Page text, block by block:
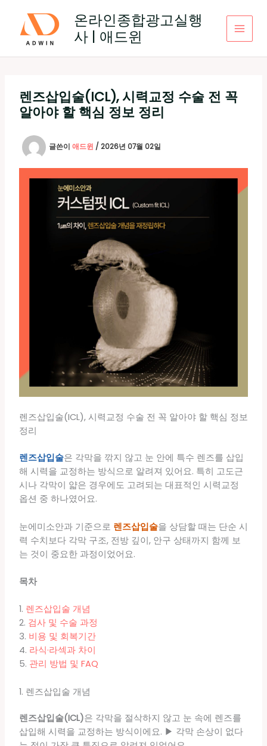
건
온라인종합광고실행
사 | 애드윈
렌즈삽입술(ICL), 시력교정 수술 전 꼭
알아야 할 핵심 정보 정리
글쓴이 애드윈 / 2026년 07월 02일
렌즈삽입술(ICL), 시력교정 수술 전 꼭 알아야 할 핵심 정보
정리
렌즈삽입술은 각막을 깎지 않고 눈 안에 특수 렌즈를 삽입
해 시력을 교정하는 방식으로 알려져 있어요. 특히 고도근
시나 각막이 얇은 경우에도 고려되는 대표적인 시력교정
옵션 중 하나였어요.
눈에미소안과 기준으로 렌즈삽입술을 상담할 때는 단순 시
력 수치보다 각막 구조, 전방 깊이, 안구 상태까지 함께 보
는 것이 중요한 과정이었어요.
목차
1. 렌즈삽입술 개념
2. 검사 및 수술 과정
3. 비용 및 회복기간
4. 라식·라섹과 차이
5. 관리 방법 및 FAQ
1. 렌즈삽입술 개념
렌즈삽입술(ICL)은 각막을 절삭하지 않고 눈 속에 렌즈를
삽입해 시력을 교정하는 방식이에요. ▶ 각막 손상이 없다